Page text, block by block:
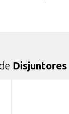
Disjuntores